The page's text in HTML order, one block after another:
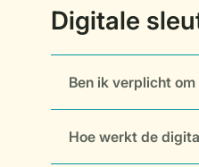
Ben ik verplicht
Hoe werkt de